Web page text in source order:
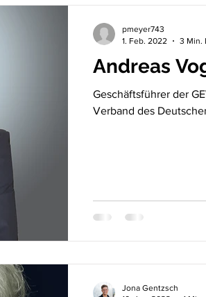
Andreas
Geschäftsführer der
Verband des
pmeyer743
1. Feb. 2022
3 Min.
Jona Gentzsch